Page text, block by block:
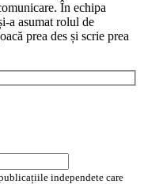
În echipa
a asumat rolul de
prea des și scrie prea
independete care